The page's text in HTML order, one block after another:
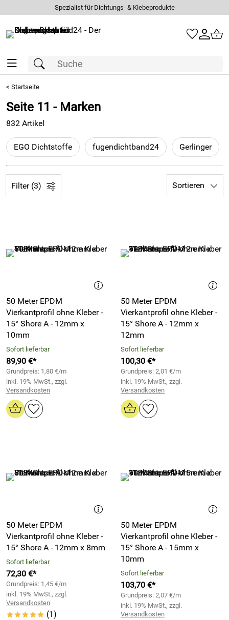
Spezialist für Dichtungs- & Klebeprodukte
< Startseite
Seite 11 - Marken
832 Artikel
EGO Dichtstoffe fugendichtband24 Gerlinger
Filter (3) Sortieren
50 Meter EPDM
Vierkantprofil ohne Kleber -
15° Shore A - 12mm x
10mm
Sofort lieferbar
89,90 €*
Grundpreis: 1,80 €/m
inkl. 19% MwSt., zzgl.
Versandkosten
50 Meter EPDM
Vierkantprofil ohne Kleber -
15° Shore A - 12mm x
12mm
Sofort lieferbar
100,30 €*
Grundpreis: 2,01 €/m
inkl. 19% MwSt., zzgl.
Versandkosten
50 Meter EPDM
Vierkantprofil ohne Kleber -
15° Shore A - 12mm x 8mm
Sofort lieferbar
72,30 €*
Grundpreis: 1,45 €/m
inkl. 19% MwSt., zzgl.
Versandkosten
***** (1)
50 Meter EPDM
Vierkantprofil ohne Kleber -
15° Shore A - 15mm x
10mm
Sofort lieferbar
103,70 €*
Grundpreis: 2,07 €/m
inkl. 19% MwSt., zzgl.
Versandkosten